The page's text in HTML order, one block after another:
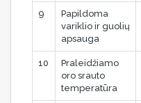
9
Papildoma
variklio ir guolių
apsauga
10
Praleidžiamo
oro srauto
temperatūra